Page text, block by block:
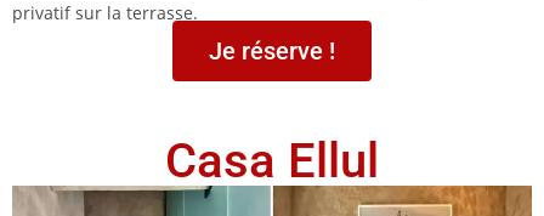
privatif sur la terrasse.
Je réserve !
Casa Ellul